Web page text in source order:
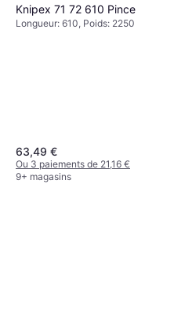
Knipex 71 72 610 Pince
Longueur: 610, Poids: 2250
63,49 €
Ou 3 paiements de 21,16 €
9+ magasins